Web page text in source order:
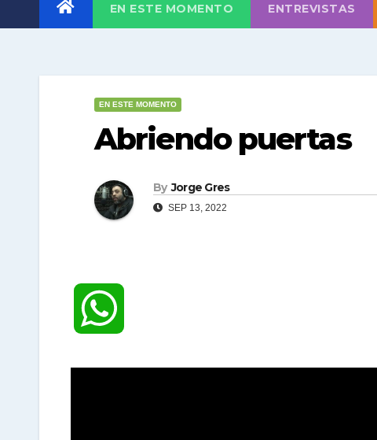
EN ESTE MOMENTO ENTREVISTAS
EN ESTE MOMENTO
Abriendo puertas
By Jorge Gres
SEP 13, 2022